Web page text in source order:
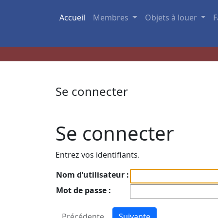
Accueil Membres Objets à louer
Se connecter
Se connecter
Entrez vos identifiants.
Nom d’utilisateur :
Mot de passe :